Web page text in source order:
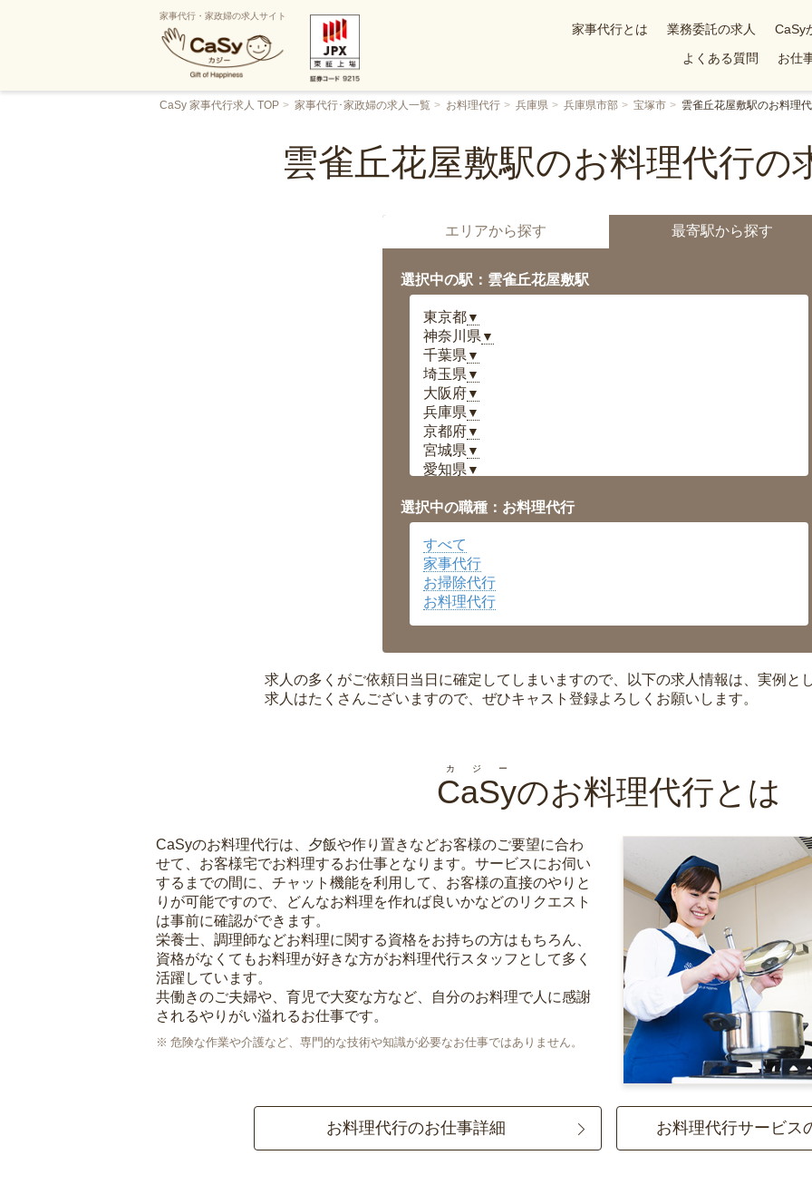
家事代行・家政婦の求人サイト
家事代行とは 業務委託の求人
CaSy
よくある質問
お仕
CaSy 家事代行求人 TOP 家事代行･家政婦の求人一覧 お料理代行 兵庫県 兵庫県市部 宝塚市 雲雀丘花屋敷駅のお料理
雲雀丘花屋敷駅のお料理代行の
エリアから探す 最寄駅から探す
選択中の駅：雲雀丘花屋敷駅
東京都▼
神奈川県 ▼
千葉県 ▼
埼玉県 ▼
大阪府▼
兵庫県 ▼
京都府▼
宮城県 ▼
愛知県 ▼
岡山県▼
広島県▼
沖縄県
選択中の職種：お料理代行
すべて
家事代行
お掃除代行
お料理代行
求人の多くがご依頼日当日に確定してしまいますので、以下の求人情報は、実例と
求人はたくさんございますので、ぜひキャスト登録よろしくお願いします。
CaSy
カジー
のお料理代行とは
CaSyのお料理代行は、夕飯や作り置きなどお客様のご要望に合わ
せて、お客様宅でお料理するお仕事となります。サービスにお伺い
するまでの間に、チャット機能を利用して、お客様の直接のやりと
りが可能ですので、どんなお料理を作れば良いかなどのリクエスト
は事前に確認ができます。
栄養士、調理師などお料理に関する資格をお持ちの方はもちろん、
資格がなくてもお料理が好きな方がお料理代行スタッフとして多く
活躍しています。
共働きのご夫婦や、育児で大変な方など、自分のお料理で人に感謝
されるやりがい溢れるお仕事です。
危険な作業や介護など、専門的な技術や知識が必要なお仕事ではありません。
お料理代行のお仕事詳細 お料理代行サービス